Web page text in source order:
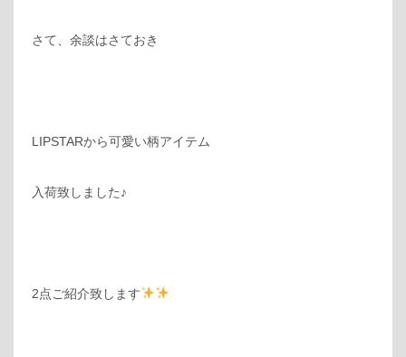
さて、余談はさておき
LIPSTARから可愛い柄アイテム
入荷致しました♪
2点ご紹介致します